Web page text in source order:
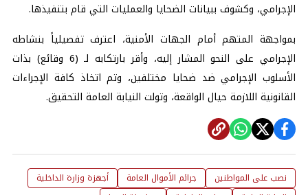
الإجرامي، وكشوف ببيانات الضحايا والعمليات التي قام بتنفيذها.
بمواجهة المتهم أمام الجهات الأمنية، اعترف تفصيلياً بنشاطه
الإجرامي على النحو المشار إليه، وأقر بارتكابه لـ (6 وقائع) بذات
الأسلوب الإجرامي ضد ضحايا مختلفين، وتم اتخاذ كافة الإجراءات
القانونية اللازمة حيال الواقعة، وتولت النيابة العامة التحقيق.
نصب على المواطنين جرائم الأموال العامة
أجهزة وزارة الداخلية